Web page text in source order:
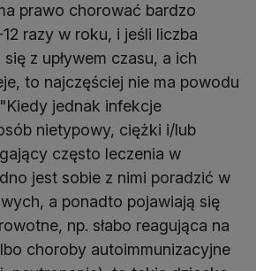
prawo chorować bardzo
razy w roku, i jeśli liczba
z upływem czasu, a ich
to najczęściej nie ma powodu
jednak infekcje
nietypowy, ciężki i/lub
często leczenia w
jest sobie z nimi poradzić w
a ponadto pojawiają się
np. słabo reagująca na
choroby autoimmunizacyjne